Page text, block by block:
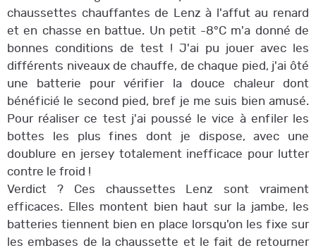
chaussettes chauffantes de Lenz à l'affut au renard
et en chasse en battue. Un petit -8°C m'a donné de
bonnes conditions de test ! J'ai pu jouer avec les
différents niveaux de chauffe, de chaque pied, j'ai ôté
une batterie pour vérifier la douce chaleur dont
bénéficié le second pied, bref je me suis bien amusé.
Pour réaliser ce test j'ai poussé le vice à enfiler les
bottes les plus fines dont je dispose, avec une
doublure en jersey totalement inefficace pour lutter
contre le froid !
Verdict ? Ces chaussettes Lenz sont vraiment
efficaces. Elles montent bien haut sur la jambe, les
batteries tiennent bien en place lorsqu'on les fixe sur
les embases de la chaussette et le fait de retourner